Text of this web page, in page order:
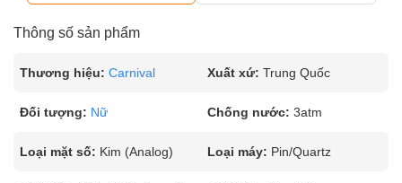
Thông số sản phẩm
Thương hiệu: Carnival Xuất xứ: Trung Quốc
Đối tượng: Nữ Chống nước: 3atm
Loại mặt số: Kim (Analog) Loại máy: Pin/Quartz